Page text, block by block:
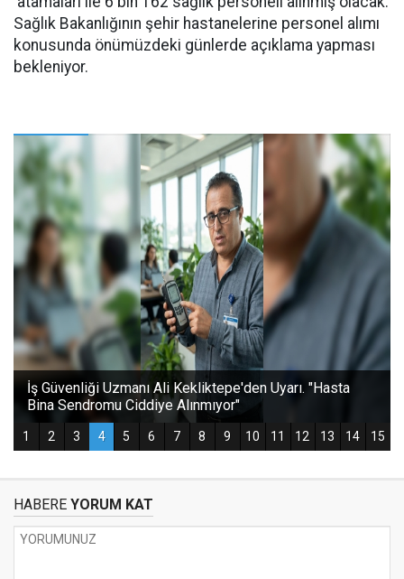
Sağlık Bakanlığının şehir hastanelerine personel alımı
konusunda önümüzdeki günlerde açıklama yapması
bekleniyor.
HABERE YORUM KAT